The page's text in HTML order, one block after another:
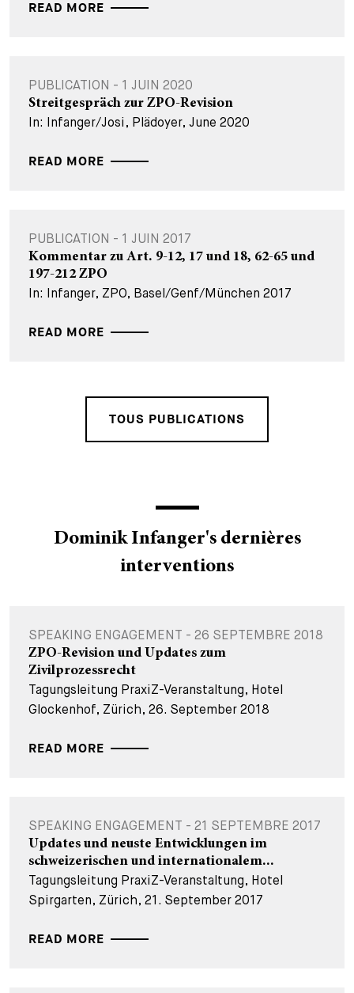
READ MORE
PUBLICATION - 1 JUIN 2020
Streitgespräch zur ZPO-Revision
In: Infanger/Josi, Plädoyer, June 2020
READ MORE
PUBLICATION - 1 JUIN 2017
Kommentar zu Art. 9-12, 17 und 18, 62-65 und
197-212 ZPO
In: Infanger, ZPO, Basel/Genf/München 2017
READ MORE
TOUS PUBLICATIONS
Dominik Infanger's dernières
interventions
SPEAKING ENGAGEMENT - 26 SEPTEMBRE 2018
ZPO-Revision und Updates zum
Zivilprozessrecht
Tagungsleitung PraxiZ-Veranstaltung, Hotel
Glockenhof, Zürich, 26. September 2018
READ MORE
SPEAKING ENGAGEMENT - 21 SEPTEMBRE 2017
Updates und neuste Entwicklungen im
schweizerischen und internationalem...
Tagungsleitung PraxiZ-Veranstaltung, Hotel
Spirgarten, Zürich, 21. September 2017
READ MORE